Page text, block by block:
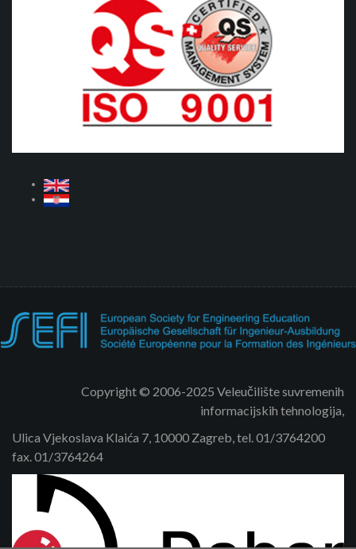
Copyright © 2006-2025 Veleučilište suvremenih
informacijskih tehnologija,
Ulica Vjekoslava Klaića 7, 10000 Zagreb, tel. 01/3764200
fax. 01/3764264